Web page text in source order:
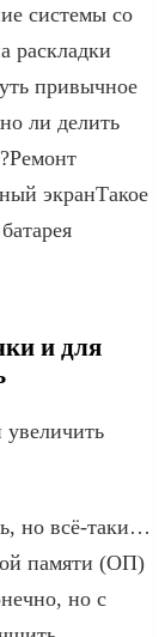
системы со
раскладки
привычное
ли делить
экранТакое
и для
но всё-таки…
памяти (ОП)
но с